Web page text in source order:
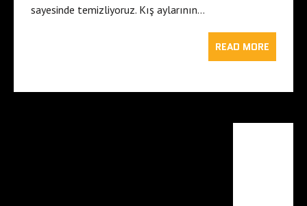
sayesinde temizliyoruz. Kış aylarının…
READ MORE